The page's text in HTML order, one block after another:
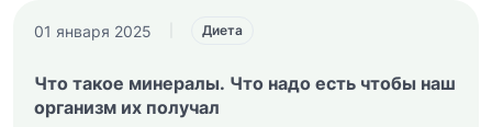
01 января 2025 Диета
Что такое минералы. Что надо есть чтобы наш
организм их получал